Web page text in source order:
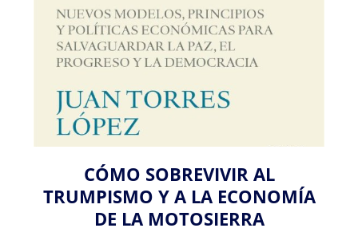
CÓMO SOBREVIVIR AL
TRUMPISMO Y A LA ECONOMÍA
DE LA MOTOSIERRA